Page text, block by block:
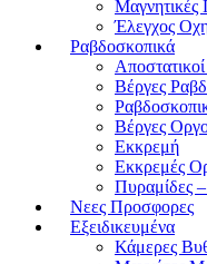
Μαγνητικές
Έλεγχος
Ραβδοσκοπικά
Βέργες
Βέργες
Εκκρεμή
Εκκρεμές
Πυραμίδες
Νεες Προσφορες
Εξειδικευμένα
Κάμερες